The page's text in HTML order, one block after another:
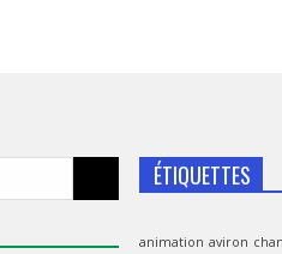
ÉTIQUETTES
animation aviron